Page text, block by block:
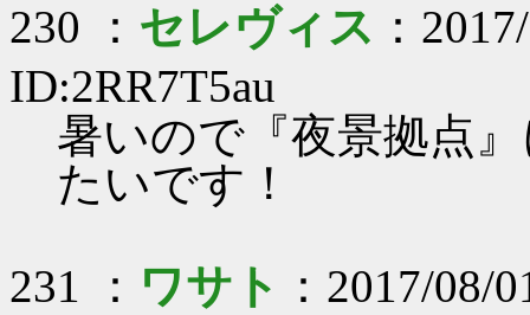
230 ： セレヴィス ：
ID:2RR7T5au
暑いので『夜景拠点
たいです！
231 ： ワサト ：2017/08/